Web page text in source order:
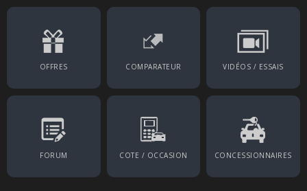
OFFRES COMPARATEUR VIDÉOS / ESSAIS
FORUM COTE / OCCASION CONCESSIONNAIRES